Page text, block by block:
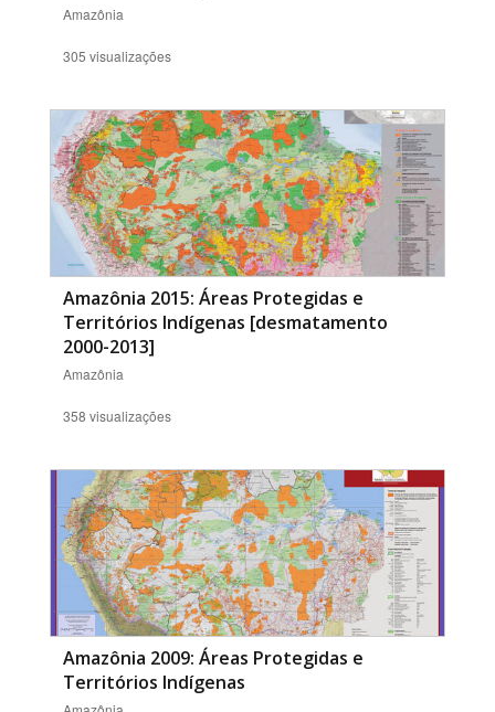
Amazônia
305 visualizações
Amazônia 2015: Áreas Protegidas e
Territórios Indígenas [desmatamento
2000-2013]
Amazônia
358 visualizações
Amazônia 2009: Áreas Protegidas e
Territórios Indígenas